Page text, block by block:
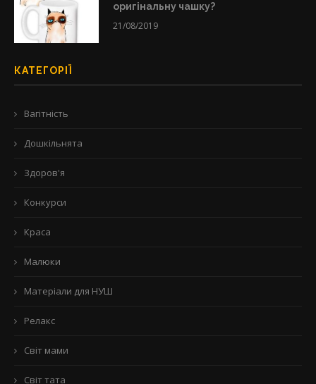
оригінальну чашку?
21/08/2019
КАТЕГОРІЇ
Вагітність
Дошкільнята
Здоров'я
Конкурси
Краса
Малюки
Матеріали для НУШ
Релакс
Світ мами
Світ тата